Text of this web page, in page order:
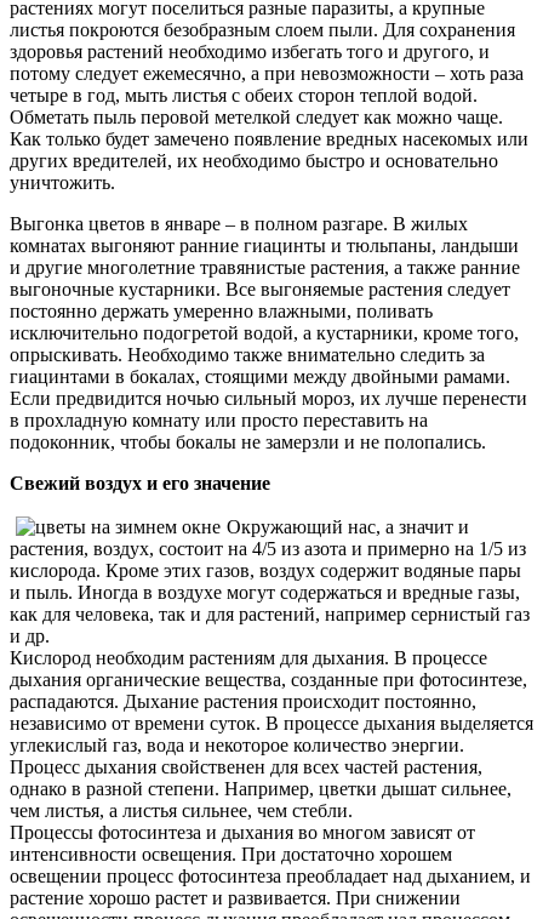
растениях могут поселиться разные паразиты, а крупные
листья покроются безобразным слоем пыли. Для сохранения
здоровья растений необходимо избегать того и другого, и
потому следует ежемесячно, а при невозможности – хоть раза
четыре в год, мыть листья с обеих сторон теплой водой.
Обметать пыль перовой метелкой следует как можно чаще.
Как только будет замечено появление вредных насекомых или
других вредителей, их необходимо быстро и основательно
уничтожить.
Выгонка цветов в январе – в полном разгаре. В жилых
комнатах выгоняют ранние гиацинты и тюльпаны, ландыши
и другие многолетние травянистые растения, а также ранние
выгоночные кустарники. Все выгоняемые растения следует
постоянно держать умеренно влажными, поливать
исключительно подогретой водой, а кустарники, кроме того,
опрыскивать. Необходимо также внимательно следить за
гиацинтами в бокалах, стоящими между двойными рамами.
Если предвидится ночью сильный мороз, их лучше перенести
в прохладную комнату или просто переставить на
подоконник, чтобы бокалы не замерзли и не полопались.
Свежий воздух и его значение
Окружающий нас, а значит и
растения, воздух, состоит на 4/5 из азота и примерно на 1/5 из
кислорода. Кроме этих газов, воздух содержит водяные пары
и пыль. Иногда в воздухе могут содержаться и вредные газы,
как для человека, так и для растений, например сернистый газ
и др.
Кислород необходим растениям для дыхания. В процессе
дыхания органические вещества, созданные при фотосинтезе,
распадаются. Дыхание растения происходит постоянно,
независимо от времени суток. В процессе дыхания выделяется
углекислый газ, вода и некоторое количество энергии.
Процесс дыхания свойственен для всех частей растения,
однако в разной степени. Например, цветки дышат сильнее,
чем листья, а листья сильнее, чем стебли.
Процессы фотосинтеза и дыхания во многом зависят от
интенсивности освещения. При достаточно хорошем
освещении процесс фотосинтеза преобладает над дыханием, и
растение хорошо растет и развивается. При снижении